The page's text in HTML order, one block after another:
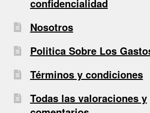
confidencialidad
Nosotros
Politica Sobre Los
Términos y condiciones
Todas las valoraciones y